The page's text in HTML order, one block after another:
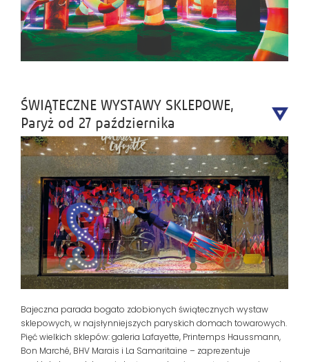
ŚWIĄTECZNE WYSTAWY SKLEPOWE,
Paryż od 27 października
Bajeczna parada bogato zdobionych świątecznych wystaw
sklepowych, w najsłynniejszych paryskich domach towarowych.
Pięć wielkich sklepów: galeria Lafayette, Printemps Haussmann,
Bon Marché, BHV Marais i La Samaritaine – zaprezentuje